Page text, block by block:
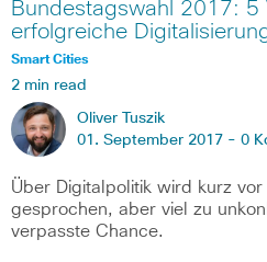
Bundestagswahl 2017: 5
erfolgreiche
Smart Cities
2 min read
Oliver Tuszik
01. September 2017 - 0
Über Digitalpolitik wird kurz
gesprochen, aber viel zu
verpasste Chance.